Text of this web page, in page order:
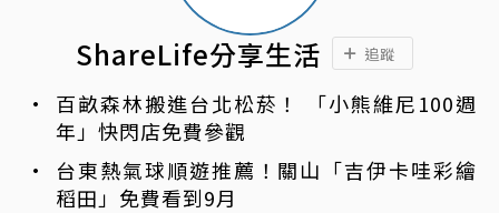
ShareLife分享生活 追蹤
百畝森林搬進台北松菸！ 「小熊維尼100週
年」快閃店免費參觀
台東熱氣球順遊推薦！關山「吉伊卡哇彩繪
稻田」免費看到9月